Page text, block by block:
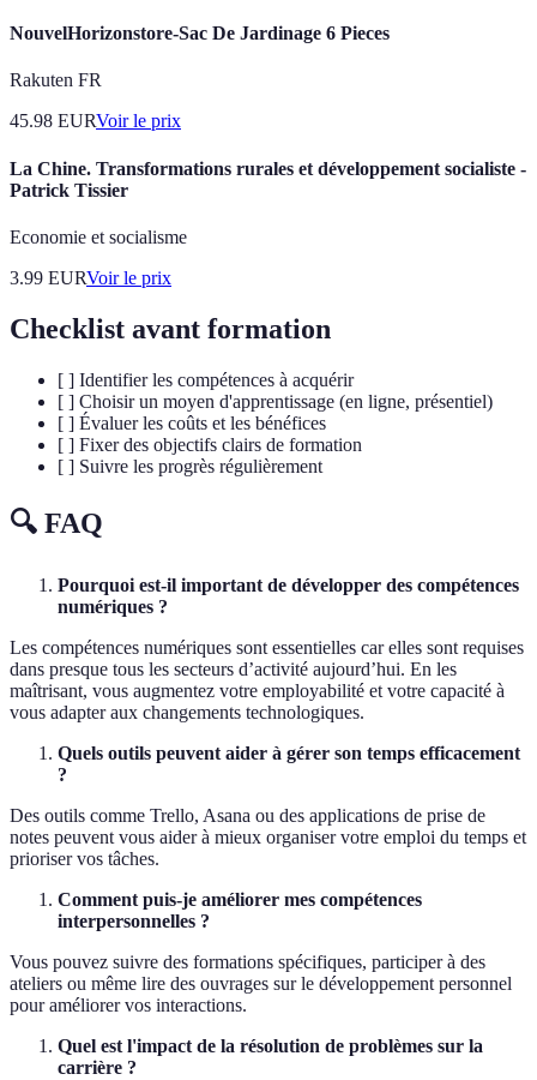
NouvelHorizonstore-Sac De Jardinage 6 Pieces
Rakuten FR
45.98 EURVoir le prix
La Chine. Transformations rurales et développement socialiste -
Patrick Tissier
Economie et socialisme
3.99 EURVoir le prix
Checklist avant formation
[ ] Identifier les compétences à acquérir
[ ] Choisir un moyen d'apprentissage (en ligne, présentiel)
[ ] Évaluer les coûts et les bénéfices
[ ] Fixer des objectifs clairs de formation
[ ] Suivre les progrès régulièrement
🔍 FAQ
Pourquoi est-il important de développer des compétences
numériques ?
Les compétences numériques sont essentielles car elles sont requises
dans presque tous les secteurs d’activité aujourd’hui. En les
maîtrisant, vous augmentez votre employabilité et votre capacité à
vous adapter aux changements technologiques.
Quels outils peuvent aider à gérer son temps efficacement
?
Des outils comme Trello, Asana ou des applications de prise de
notes peuvent vous aider à mieux organiser votre emploi du temps et
prioriser vos tâches.
Comment puis-je améliorer mes compétences
interpersonnelles ?
Vous pouvez suivre des formations spécifiques, participer à des
ateliers ou même lire des ouvrages sur le développement personnel
pour améliorer vos interactions.
Quel est l'impact de la résolution de problèmes sur la
carrière ?